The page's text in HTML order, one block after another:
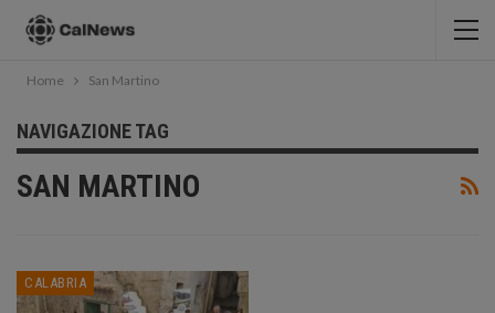
Home San Martino
NAVIGAZIONE TAG
SAN MARTINO
CALABRIA